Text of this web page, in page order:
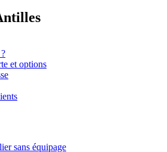
et options
sans équipage